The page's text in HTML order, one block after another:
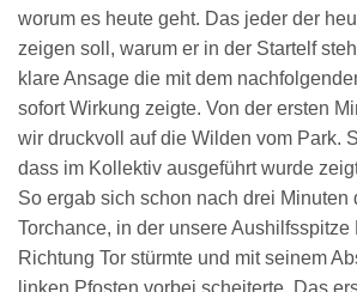
worum es heute geht. Das jeder der
zeigen soll, warum er in der Startelf
klare Ansage die mit dem
sofort Wirkung zeigte. Von der ersten
wir druckvoll auf die Wilden vom Park.
dass im Kollektiv ausgeführt wurde
So ergab sich schon nach drei Minuten
Torchance, in der unsere Aushilfsspitze
Richtung Tor stürmte und mit seinem
linken Pfosten vorbei scheiterte. Das